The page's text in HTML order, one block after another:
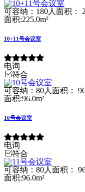
可容纳：180人 面积：
面积:225.0m²
10+11号会议室
电询
符合
可容纳：80人 面积：
面积:96.0m²
10号会议室
电询
符合
可容纳：80人 面积：
面积:96.0m²